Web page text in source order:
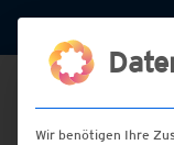
Wir benötigen Ihre